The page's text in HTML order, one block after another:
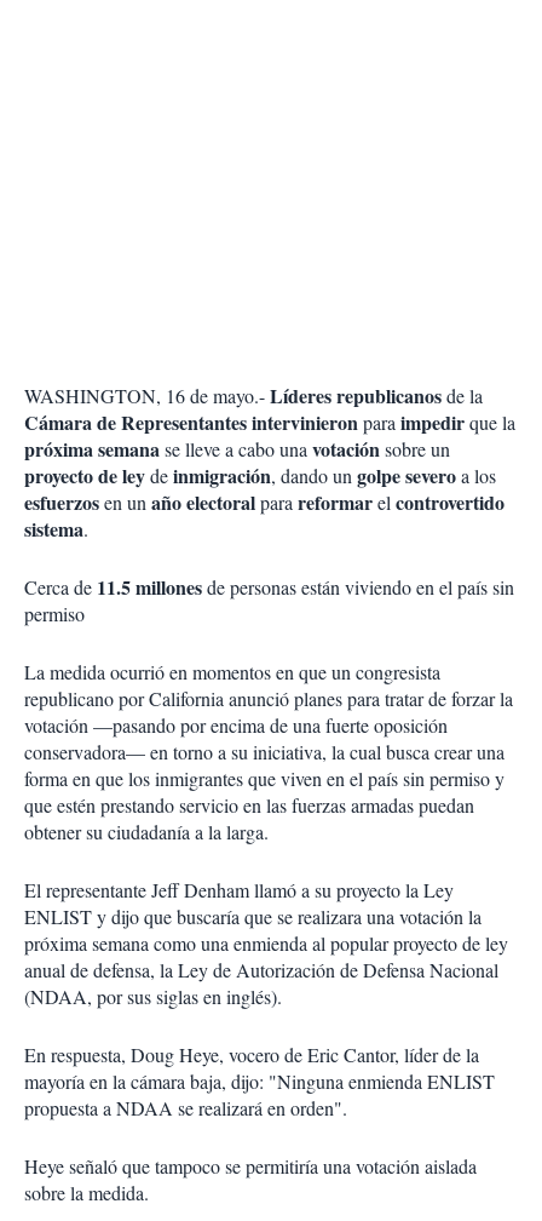
WASHINGTON, 16 de mayo.-Líderes republicanosde la
Cámara de Representantesintervinieronparaimpedirque la
próxima semanase lleve a cabo unavotaciónsobre un
proyecto de leydeinmigración, dando ungolpe severoa los
esfuerzosen unaño electoralparareformarelcontrovertido
sistema.
Cerca de 11.5 millonesde personas están viviendo en el país sin
permiso
La medida ocurrió en momentos en que un congresista
republicano por California anunció planes para tratar de forzar la
votación —pasando por encima de una fuerte oposición
conservadora— en torno a su iniciativa, la cual busca crear una
forma en que los inmigrantes que viven en el país sin permiso y
que estén prestando servicio en las fuerzas armadas puedan
obtener su ciudadanía a la larga.
El representante Jeff Denham llamó a su proyecto la Ley
ENLIST y dijo que buscaría que se realizara una votación la
próxima semana como una enmienda al popular proyecto de ley
anual de defensa, la Ley de Autorización de Defensa Nacional
(NDAA, por sus siglas en inglés).
En respuesta, Doug Heye, vocero de Eric Cantor, líder de la
mayoría en la cámara baja, dijo: "Ninguna enmienda ENLIST
propuesta a NDAA se realizará en orden".
Heye señaló que tampoco se permitiría una votación aislada
sobre la medida.